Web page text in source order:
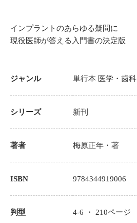
インプラントのあらゆる疑問に
現役医師が答える入門書の決定版
ジャンル 単行本 医学・歯科
シリーズ 新刊
著者 梅原正年 ・著
ISBN 9784344919006
判型 4-6 ・ 210ページ